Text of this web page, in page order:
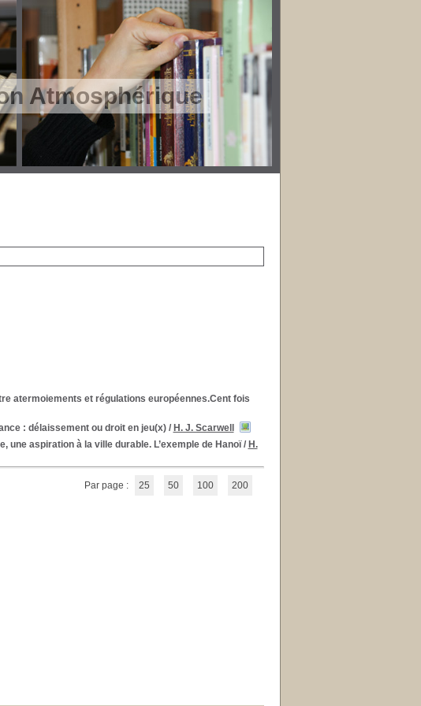
Atmosphérique
atermoiements et régulations européennes.Cent fois
: délaissement ou droit en jeu(x)/ H. J. Scarwell
une aspiration à la ville durable. L’exemple de Hanoï/ H.
Par page : 25 50 100 200